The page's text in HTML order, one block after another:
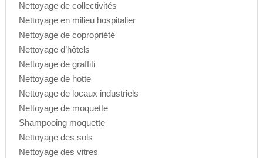
Nettoyage de collectivités
Nettoyage en milieu hospitalier
Nettoyage de copropriété
Nettoyage d’hôtels
Nettoyage de graffiti
Nettoyage de hotte
Nettoyage de locaux industriels
Nettoyage de moquette
Shampooing moquette
Nettoyage des sols
Nettoyage des vitres